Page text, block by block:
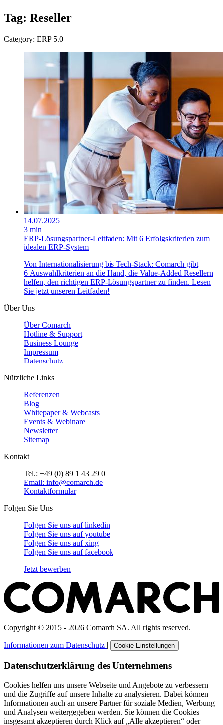
Tag: Reseller
Category: ERP 5.0
14.07.2025
3 min
ERP-Lösungspartner-Leitfaden: Mit 6 Erfolgskriterien zum
idealen ERP-System
Von Internationalisierung bis Tech-Stack: Comarch gibt
6 Auswahlkriterien an die Hand, die Value-Added Resellern
helfen, den richtigen ERP-Lösungspartner zu finden. Lesen
Sie jetzt unseren Leitfaden!
Über Uns
Über Comarch
Hotline & Support
Business Lounge
Impressum
Datenschutz
Nützliche Links
Referenzen
Blog
Whitepaper & Webcasts
Events & Webinare
Newsletter
Sitemap
Kontakt
Tel.: +49 (0) 89 1 43 29 0
Email: info@comarch.de
Kontaktformular
Folgen Sie Uns
Folgen Sie uns auflinkedin
Folgen Sie uns aufyoutube
Folgen Sie uns aufxing
Folgen Sie uns auffacebook
Jetzt bewerben
Copyright © 2015 - 2026 Comarch SA. All rights reserved.
Informationen zum Datenschutz | Cookie Einstellungen
Datenschutzerklärung des Unternehmens
Cookies helfen uns unsere Webseite und Angebote zu verbessern
und die Zugriffe auf unsere Inhalte zu analysieren. Dabei können
Informationen auch an unsere Partner für soziale Medien, Werbung
und Analysen weitergegeben werden. Sie können die Cookies
insgesamt akzeptieren durch Klick auf „Alle akzeptieren“ oder